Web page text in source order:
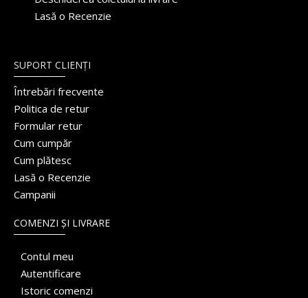
Lasă o Recenzie
SUPORT CLIENȚI
Întrebări frecvente
Politica de retur
Formular retur
Cum cumpăr
Cum plătesc
Lasă o Recenzie
Campanii
COMENZI ȘI LIVRARE
Contul meu
Autentificare
Istoric comenzi